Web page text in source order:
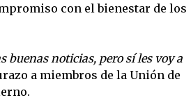
con el bienestar de los
buenas noticias, pero sí les voy a
a miembros de la Unión de